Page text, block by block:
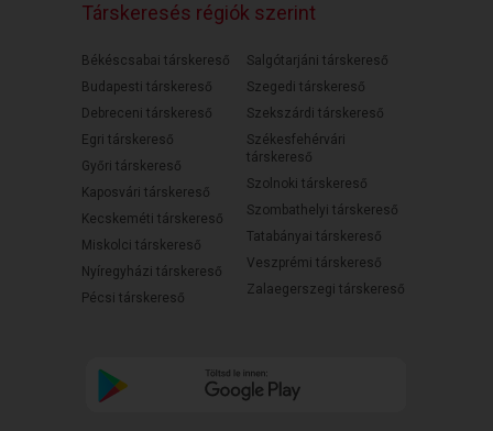
Társkeresés régiók szerint
Békéscsabai társkereső
Budapesti társkereső
Debreceni társkereső
Egri társkereső
Győri társkereső
Kaposvári társkereső
Kecskeméti társkereső
Miskolci társkereső
Nyíregyházi társkereső
Pécsi társkereső
Salgótarjáni társkereső
Szegedi társkereső
Szekszárdi társkereső
Székesfehérvári
társkereső
Szolnoki társkereső
Szombathelyi társkereső
Tatabányai társkereső
Veszprémi társkereső
Zalaegerszegi társkereső